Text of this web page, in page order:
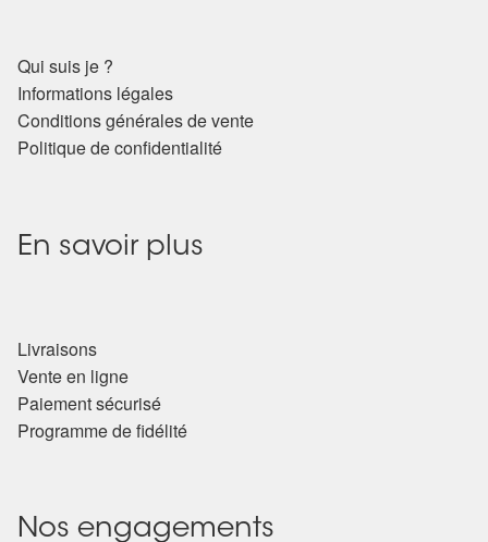
Qui suis je ?
Informations légales
Conditions générales de vente
Politique de confidentialité
En savoir plus
Livraisons
Vente en ligne
Paiement sécurisé
Programme de fidélité
Nos engagements